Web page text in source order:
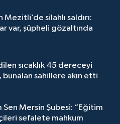
Mezitli’de silahlı saldırı:
var, şüpheli gözaltında
sıcaklık 45 dereceyi
bunalan sahillere akın etti
Sen Mersin Şubesi: “Eğitim
sefalete mahkum